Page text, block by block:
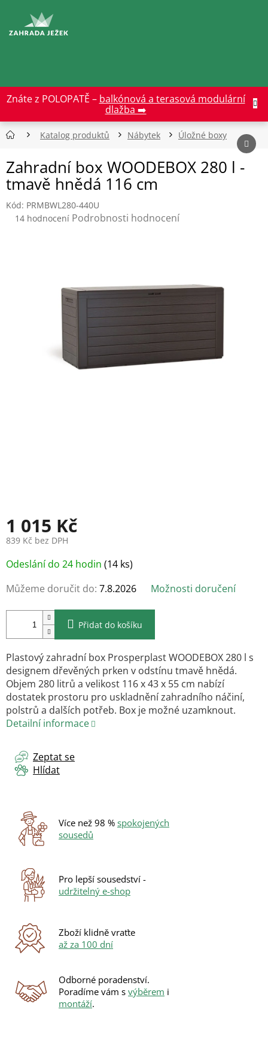
obsah
Znáte z POLOPATĚ – balkónová a terasová modulární
dlažba ➡️
Katalog produktů Nábytek Úložné boxy
Zahradní box WOODEBOX 280 l -
tmavě hnědá 116 cm
Kód: PRMBWL280-440U
Průměrné
hodnocení
14 hodnocení Podrobnosti hodnocení
1 015 Kč
839 Kč bez DPH
Měrná
cena:
Odeslání do 24 hodin (14 ks)
Můžeme doručit do: 7.8.2026 Možnosti doručení
Přidat do košíku
Plastový zahradní box Prosperplast WOODEBOX 280 l s
designem dřevěných prken v odstínu tmavě hnědá.
Objem 280 litrů a velikost 116 x 43 x 55 cm nabízí
dostatek prostoru pro uskladnění zahradního náčiní,
polstrů a dalších potřeb. Box je možné uzamknout.
Detailní informace
Zeptat se
Hlídat
Více než 98 % spokojených
sousedů
Pro lepší sousedství -
udržitelný e-shop
Zboží klidně vraťte
až za 100 dní
Odborné poradenství.
Poradíme vám s výběrem i
montáží.